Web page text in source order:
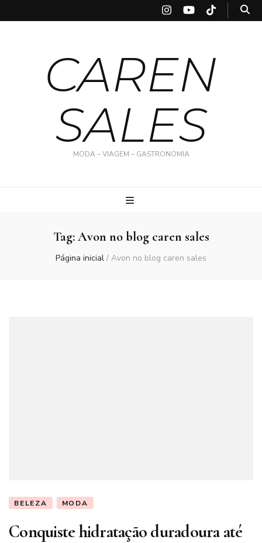
CAREN
SALES
MODA – VIAGEM – GASTRONOMIA
Tag:Avon no blog caren sales
Página inicial / Avon no blog caren sales
BELEZA MODA
Conquiste hidratação duradoura até